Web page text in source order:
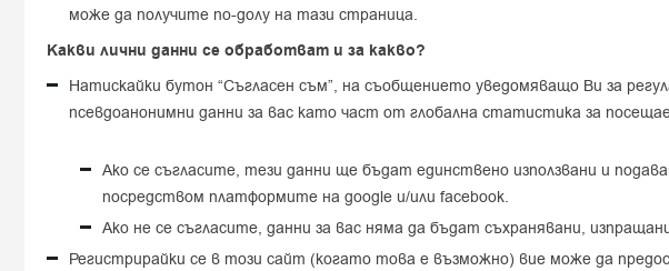
може да получите по-долу на тази страница.
Какви лични данни се обработват и за какво?
Натискайки бутон “Съгласен съм”, на съобщението уведомяващо Ви за
псевдоанонимни данни за вас като част от глобална статистика за
Ако се съгласите, тези данни ще бъдат единствено използвани и
посредством платформите на google и/или facebook.
Ако не се съгласите, данни за вас няма да бъдат съхранявани,
Регистрирайки се в този сайт (когато това е възможно) вие може да